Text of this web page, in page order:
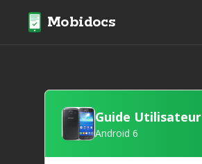
Mobidocs
Guide Utilisateur
Android 6